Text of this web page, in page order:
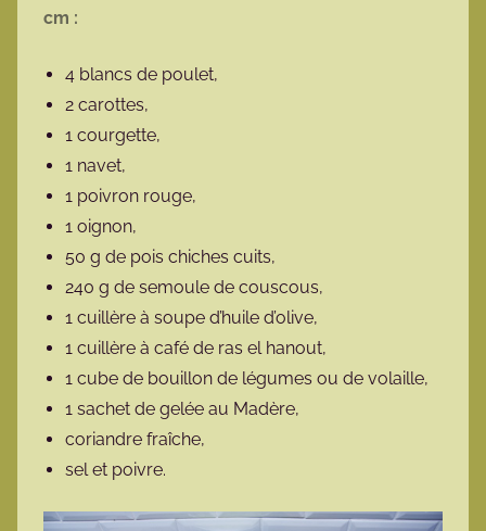
cm :
4 blancs de poulet,
2 carottes,
1 courgette,
1 navet,
1 poivron rouge,
1 oignon,
50 g de pois chiches cuits,
240 g de semoule de couscous,
1 cuillère à soupe d’huile d’olive,
1 cuillère à café de ras el hanout,
1 cube de bouillon de légumes ou de volaille,
1 sachet de gelée au Madère,
coriandre fraîche,
sel et poivre.